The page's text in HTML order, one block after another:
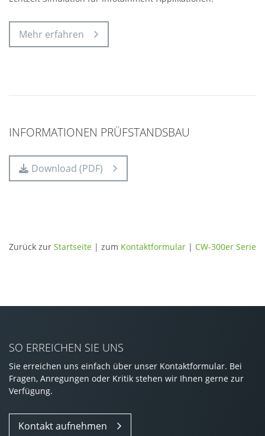
Mehr erfahren
INFORMATIONEN PRÜFSTANDSBAU
Download (PDF)
Zurück zur Startseite | zum Kontaktformular | CW-300er Serie
SO ERREICHEN SIE UNS
Sie erreichen uns einfach über unser Kontaktformular. Bei
Fragen, Anregungen oder Kritik stehen wir Ihnen gerne zur
Verfügung.
Kontakt aufnehmen